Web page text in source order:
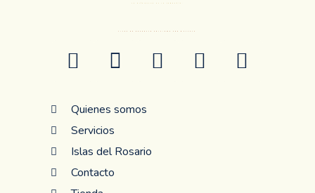
Quienes somos
Servicios
Islas del Rosario
Contacto